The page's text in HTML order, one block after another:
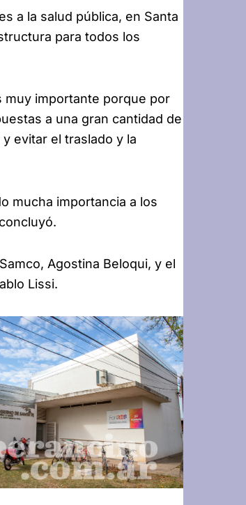
a la salud pública, en Santa
para todos los
muy importante porque por
a una gran cantidad de
evitar el traslado y la
mucha importancia a los
Agostina Beloqui, y el
Lissi.